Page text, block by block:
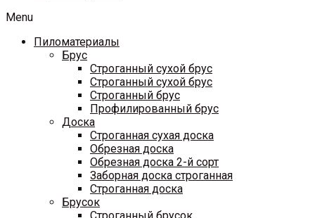
Menu
Пиломатериалы
Брус
Строганный сухой брус
Строганный сухой брус
Строганный брус
Профилированный брус
Доска
Строганная сухая доска
Обрезная доска
Обрезная доска 2-й сорт
Заборная доска строганная
Строганная доска
Брусок